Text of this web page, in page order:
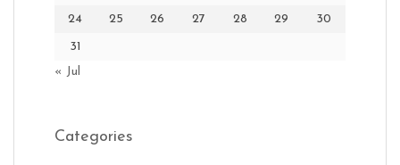
24 25 26 27 28 29 30
31
« Jul
Categories